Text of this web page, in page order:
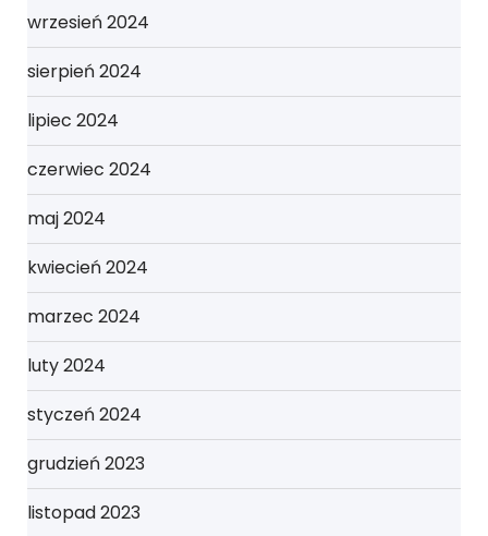
wrzesień 2024
sierpień 2024
lipiec 2024
czerwiec 2024
maj 2024
kwiecień 2024
marzec 2024
luty 2024
styczeń 2024
grudzień 2023
listopad 2023